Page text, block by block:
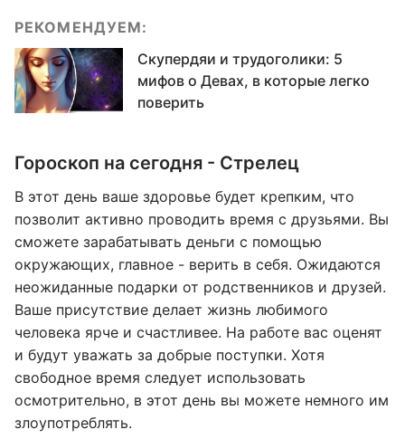
РЕКОМЕНДУЕМ:
Скупердяи и трудоголики: 5
мифов о Девах, в которые легко
поверить
Гороскоп на сегодня - Стрелец
В этот день ваше здоровье будет крепким, что
позволит активно проводить время с друзьями. Вы
сможете зарабатывать деньги с помощью
окружающих, главное - верить в себя. Ожидаются
неожиданные подарки от родственников и друзей.
Ваше присутствие делает жизнь любимого
человека ярче и счастливее. На работе вас оценят
и будут уважать за добрые поступки. Хотя
свободное время следует использовать
осмотрительно, в этот день вы можете немного им
злоупотреблять.